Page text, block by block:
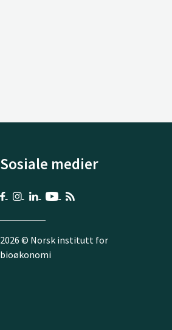
Sosiale medier
2026 © Norsk institutt for
bioøkonomi